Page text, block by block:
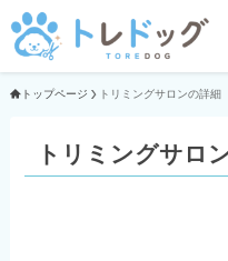
トップページ トリミングサロンの詳細
トリミングサロ